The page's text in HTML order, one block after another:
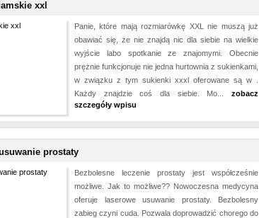
xxl
Panie, które mają rozmiarówkę XXL nie muszą już
obawiać się, że nie znajdą nic dla siebie na wielkie
wyjście labo spotkanie ze znajomymi. Obecnie
prężnie funkcjonuje nie jedna hurtownia z sukienkami,
w związku z tym sukienki xxxl oferowane są w .
Każdy znajdzie coś dla siebie. Mo... zobacz
szczegóły wpisu
prostaty
Bezbolesne leczenie prostaty jest współcześnie
możliwe. Jak to możliwe?? Nowoczesna medycyna
oferuje laserowe usuwanie prostaty. Bezbolesny
zabieg czyni cuda. Pozwala doprowadzić chorego do